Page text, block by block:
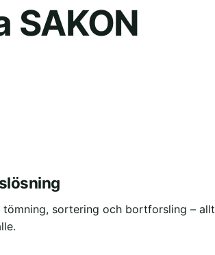
SAKON
tömning, sortering och bortforsling – allt